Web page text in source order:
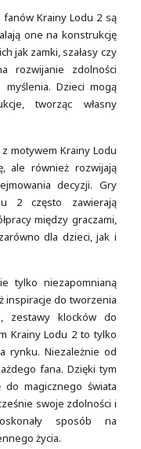
fanów Krainy Lodu 2 są
one na konstrukcję
jak zamki, szałasy czy
rozwijanie zdolności
Dzieci mogą
tworząc własny
motywem Krainy Lodu
ale również rozwijają
decyzji. Gry
2 często zawierają
między graczami,
dla dzieci, jak i
tylko niezapomnianą
inspiracje do tworzenia
zestawy klocków do
Krainy Lodu 2 to tylko
rynku. Niezależnie od
fana. Dzięki tym
magicznego świata
swoje zdolności i
sposób na
życia.